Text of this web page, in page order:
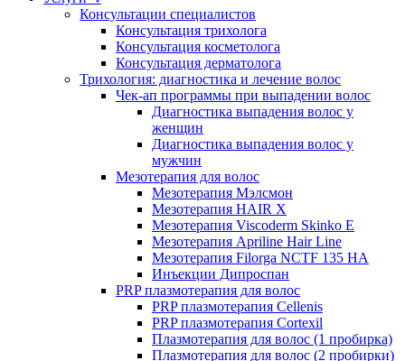
Консультации специалистов
Консультация трихолога
Консультация косметолога
Консультация дерматолога
Трихология: диагностика и лечение волос
Чек-ап программы при выпадении волос
Диагностика выпадения волос у
женщин
Диагностика выпадения волос у
мужчин
Мезотерапия для волос
Мезотерапия Мэлсмон
Мезотерапия HAIR X
Мезотерапия Viscoderm Skinko E
Мезотерапия Apriline Hair Line
Мезотерапия Filorga NCTF 135 HA
Инъекции Дипроспан
PRP плазмотерапия для волос
PRP плазмотерапия Cellenis
PRP плазмотерапия Cortexil
Плазмотерапия для волос (1 пробирка)
Плазмотерапия для волос (2 пробирки)